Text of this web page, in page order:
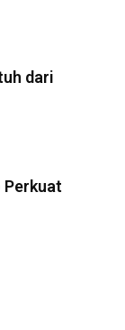
dari
Perkuat